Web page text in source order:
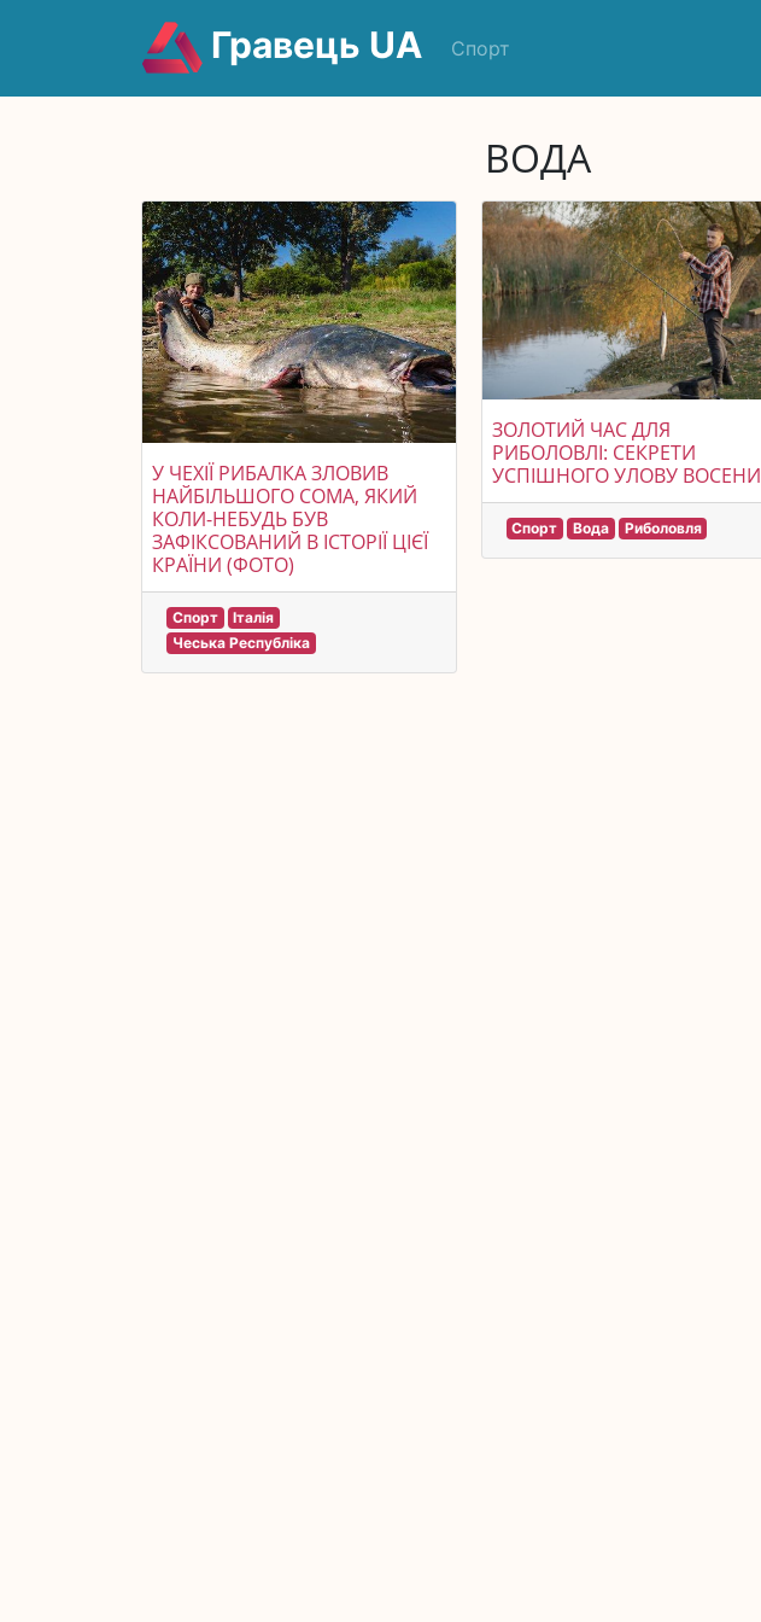
Гравець UA Спорт
ВОДА
У ЧЕХІЇ РИБАЛКА ЗЛОВИВ
НАЙБІЛЬШОГО СОМА, ЯКИЙ
КОЛИ-НЕБУДЬ БУВ
ЗАФІКСОВАНИЙ В ІСТОРІЇ ЦІЄЇ
КРАЇНИ (ФОТО)
Спорт
Італія
Чеська Республіка
ЗОЛОТИЙ ЧАС ДЛЯ
РИБОЛОВЛІ: СЕКРЕТИ
УСПІШНОГО УЛОВУ ВОСЕНИ
Спорт Вода Риболовля